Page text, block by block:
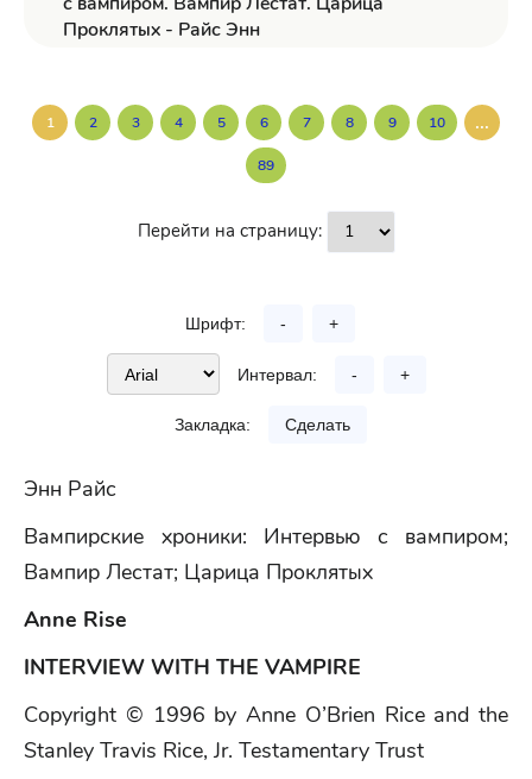
Проклятых - Райс Энн
1 2 3 4 5 6 7 8 9 10 ...
89
Перейти на страницу:
Шрифт: - +
Интервал: - +
Закладка: Сделать
Энн Райс
Вампирские хроники: Интервью с вампиром;
Вампир Лестат; Царица Проклятых
Anne Rise
INTERVIEW WITH THE VAMPIRE
Copyright © 1996 by Anne O’Brien Rice and the
Stanley Travis Rice, Jr. Testamentary Trust